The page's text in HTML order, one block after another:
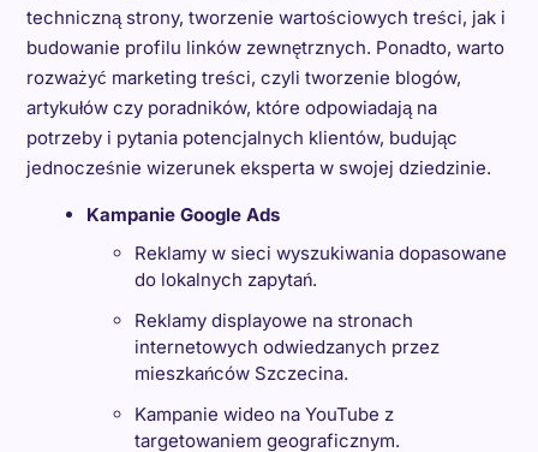
techniczną strony, tworzenie wartościowych treści, jak i
budowanie profilu linków zewnętrznych. Ponadto, warto
rozważyć marketing treści, czyli tworzenie blogów,
artykułów czy poradników, które odpowiadają na
potrzeby i pytania potencjalnych klientów, budując
jednocześnie wizerunek eksperta w swojej dziedzinie.
Kampanie Google Ads
Reklamy w sieci wyszukiwania dopasowane
do lokalnych zapytań.
Reklamy displayowe na stronach
internetowych odwiedzanych przez
mieszkańców Szczecina.
Kampanie wideo na YouTube z
targetowaniem geograficznym.